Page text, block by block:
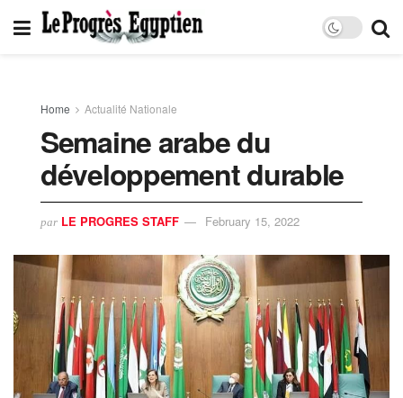
Home Actualité Nationale
Semaine arabe du
développement durable
par LE PROGRES STAFF February 15, 2022